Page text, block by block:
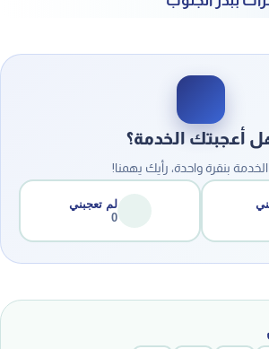
أعجبتك الخدمة؟
بنقرة واحدة، رأيك يهمنا!
لم تعجبني
0